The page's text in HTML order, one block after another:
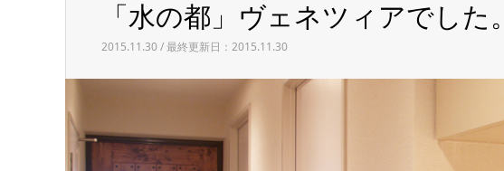
「水の都」ヴェネツィアでした。
2015.11.30 / 最終更新日：2015.11.30